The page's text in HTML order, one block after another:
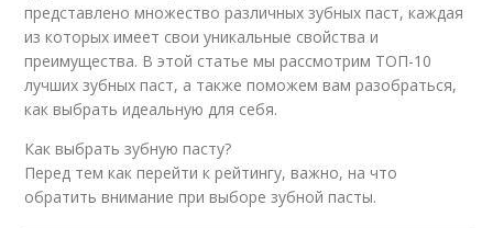
представлено множество различных зубных паст, каждая
из которых имеет свои уникальные свойства и
преимущества. В этой статье мы рассмотрим ТОП-10
лучших зубных паст, а также поможем вам разобраться,
как выбрать идеальную для себя.
Как выбрать зубную пасту?
Перед тем как перейти к рейтингу, важно, на что
обратить внимание при выборе зубной пасты.